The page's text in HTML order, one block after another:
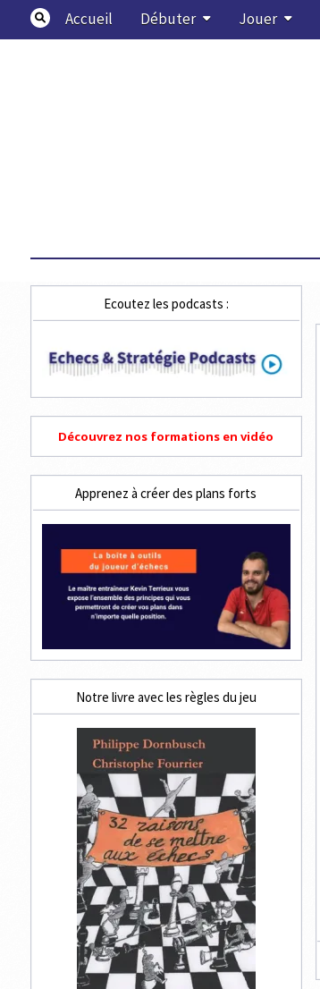
content
Accueil Débuter Jouer
Ecoutez les podcasts :
Découvrez nos formations en vidéo
Apprenez à créer des plans forts
Notre livre avec les règles du jeu